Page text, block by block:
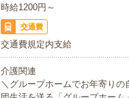
時給1200円～
交通費
交通費規定内支給
介護関連
＼グループホームでお年寄り